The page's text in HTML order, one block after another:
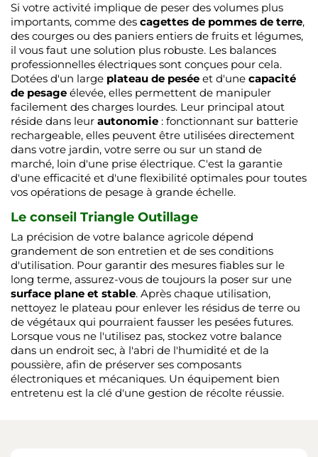
Si votre activité implique de peser des volumes plus
importants, comme des cagettes de pommes de terre,
des courges ou des paniers entiers de fruits et légumes,
il vous faut une solution plus robuste. Les balances
professionnelles électriques sont conçues pour cela.
Dotées d'un large plateau de pesée et d'une capacité
de pesage élevée, elles permettent de manipuler
facilement des charges lourdes. Leur principal atout
réside dans leur autonomie : fonctionnant sur batterie
rechargeable, elles peuvent être utilisées directement
dans votre jardin, votre serre ou sur un stand de
marché, loin d'une prise électrique. C'est la garantie
d'une efficacité et d'une flexibilité optimales pour toutes
vos opérations de pesage à grande échelle.
Le conseil Triangle Outillage
La précision de votre balance agricole dépend
grandement de son entretien et de ses conditions
d'utilisation. Pour garantir des mesures fiables sur le
long terme, assurez-vous de toujours la poser sur une
surface plane et stable. Après chaque utilisation,
nettoyez le plateau pour enlever les résidus de terre ou
de végétaux qui pourraient fausser les pesées futures.
Lorsque vous ne l'utilisez pas, stockez votre balance
dans un endroit sec, à l'abri de l'humidité et de la
poussière, afin de préserver ses composants
électroniques et mécaniques. Un équipement bien
entretenu est la clé d'une gestion de récolte réussie.